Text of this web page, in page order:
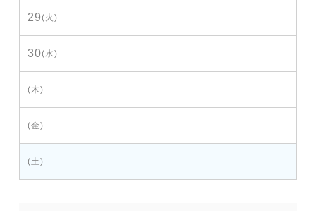
29(火)
30(水)
(木)
(金)
(土)